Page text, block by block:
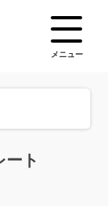
メニュー
ート